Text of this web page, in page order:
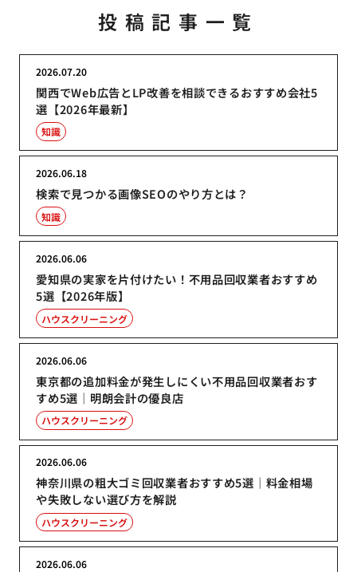
投稿記事一覧
関西でWeb広告とLP改善を相談できるおすすめ会社5
選【2026年最新】
2026.07.20
知識
検索で見つかる画像SEOのやり方とは？
2026.06.18
知識
愛知県の実家を片付けたい！不用品回収業者おすすめ
5選【2026年版】
2026.06.06
ハウスクリーニング
東京都の追加料金が発生しにくい不用品回収業者おす
すめ5選｜明朗会計の優良店
2026.06.06
ハウスクリーニング
神奈川県の粗大ゴミ回収業者おすすめ5選｜料金相場
や失敗しない選び方を解説
2026.06.06
ハウスクリーニング
2026.06.06